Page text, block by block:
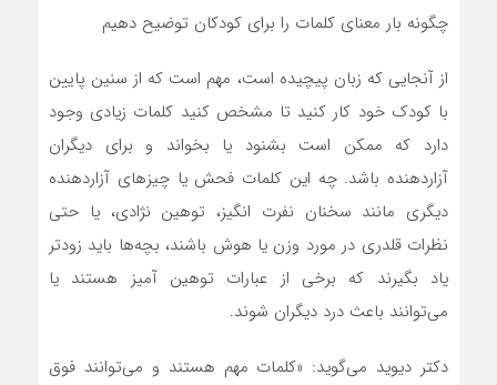
چگونه بار معنای کلمات را برای کودکان توضیح دهیم
از آنجایی که زبان پیچیده است، مهم است که از سنین پایین
با کودک خود کار کنید تا مشخص کنید کلمات زیادی وجود
دارد که ممکن است بشنود یا بخواند و برای دیگران
آزاردهنده باشد. چه این کلمات فحش یا چیز‌های آزاردهنده
دیگری مانند سخنان نفرت انگیز، توهین نژادی، یا حتی
نظرات قلدری در مورد وزن یا هوش باشند، بچه‌ها باید زودتر
یاد بگیرند که برخی از عبارات توهین آمیز هستند یا
می‌توانند باعث درد دیگران شوند.
دکتر دیوید می‌گوید: «کلمات مهم هستند و می‌توانند فوق